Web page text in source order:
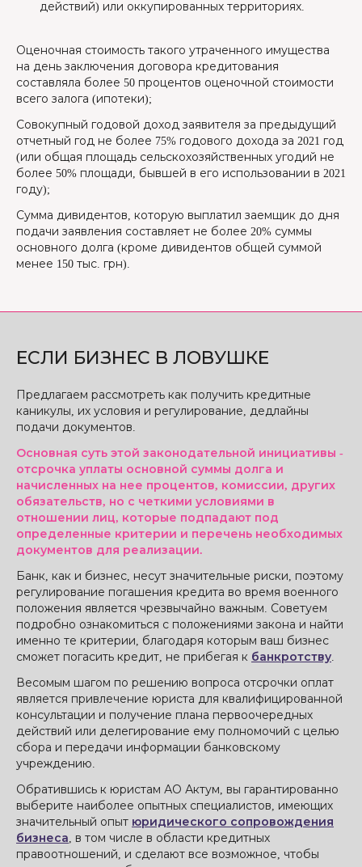
действий) или оккупированных территориях.
Оценочная стоимость такого утраченного имущества
на день заключения договора кредитования
составляла более 50 процентов оценочной стоимости
всего залога (ипотеки);
Совокупный годовой доход заявителя за предыдущий
отчетный год не более 75% годового дохода за 2021 год
(или общая площадь сельскохозяйственных угодий не
более 50% площади, бывшей в его использовании в 2021
году);
Сумма дивидентов, которую выплатил заемщик до дня
подачи заявления составляет не более 20% суммы
основного долга (кроме дивидентов общей суммой
менее 150 тыс. грн).
ЕСЛИ БИЗНЕС В ЛОВУШКЕ
Предлагаем рассмотреть как получить кредитные
каникулы, их условия и регулирование, дедлайны
подачи документов.
Основная суть этой законодательной инициативы -
отсрочка уплаты основной суммы долга и
начисленных на нее процентов, комиссии, других
обязательств, но с четкими условиями в
отношении лиц, которые подпадают под
определенные критерии и перечень необходимых
документов для реализации.
Банк, как и бизнес, несут значительные риски, поэтому
регулирование погашения кредита во время военного
положения является чрезвычайно важным. Советуем
подробно ознакомиться с положениями закона и найти
именно те критерии, благодаря которым ваш бизнес
сможет погасить кредит, не прибегая к банкротству.
Весомым шагом по решению вопроса отсрочки оплат
является привлечение юриста для квалифицированной
консультации и получение плана первоочередных
действий или делегирование ему полномочий с целью
сбора и передачи информации банковскому
учреждению.
Обратившись к юристам АО Актум, вы гарантированно
выберите наиболее опытных специалистов, имеющих
значительный опыт юридического сопровождения
бизнеса, в том числе в области кредитных
правоотношений, и сделают все возможное, чтобы